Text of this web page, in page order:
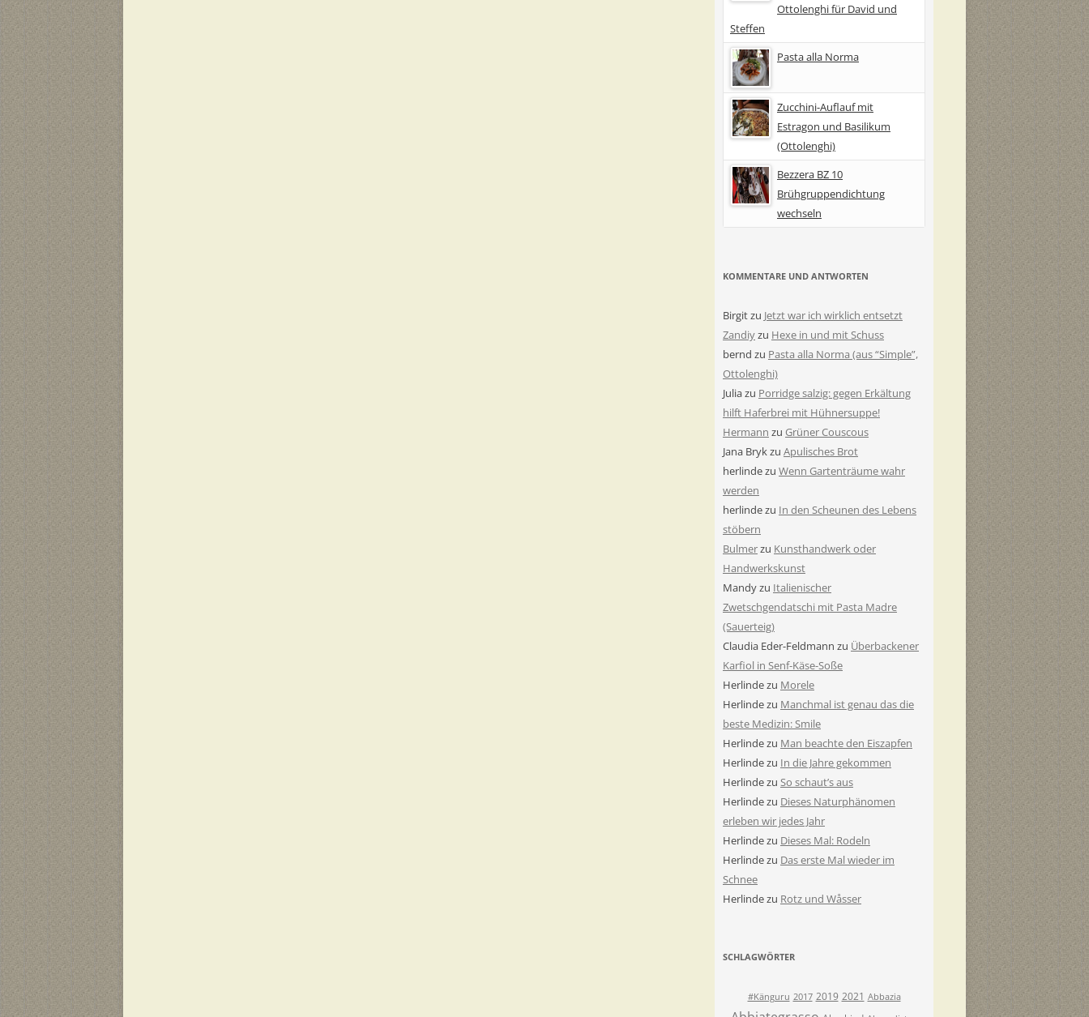
Ottolenghi für David und
Steffen
Pasta alla Norma
Zucchini-Auflauf mit
Estragon und Basilikum
(Ottolenghi)
Bezzera BZ 10
Brühgruppendichtung
wechseln
KOMMENTARE UND ANTWORTEN
Birgitzu Jetzt war ich wirklich entsetzt
Zandiyzu Hexe in und mit Schuss
bernd zu Pasta alla Norma (aus “Simple”,
Ottolenghi)
Juliazu Porridge salzig: gegen Erkältung
hilft Haferbrei mit Hühnersuppe!
Hermann zu Grüner Couscous
Jana Brykzu Apulisches Brot
herlindezu Wenn Gartenträume wahr
werden
herlindezu In den Scheunen des Lebens
stöbern
Bulmerzu Kunsthandwerk oder
Handwerkskunst
Mandyzu Italienischer
Zwetschgendatschi mit Pasta Madre
(Sauerteig)
Claudia Eder-Feldmann zu Überbackener
Karfiol in Senf-Käse-Soße
Herlindezu Morele
Herlindezu Manchmal ist genau das die
beste Medizin: Smile
Herlindezu Man beachte den Eiszapfen
Herlindezu In die Jahre gekommen
Herlindezu So schaut’s aus
Herlindezu Dieses Naturphänomen
erleben wir jedes Jahr
Herlindezu Dieses Mal: Rodeln
Herlindezu Das erste Mal wieder im
Schnee
Herlindezu Rotz und Wåsser
SCHLAGWÖRTER
#Känguru 2017 2019 2021 Abbazia